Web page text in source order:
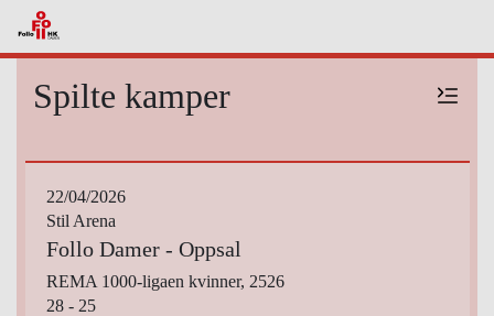
Spilte kamper
22/04/2026
Stil Arena
Follo Damer - Oppsal
REMA 1000-ligaen kvinner, 2526
28 - 25